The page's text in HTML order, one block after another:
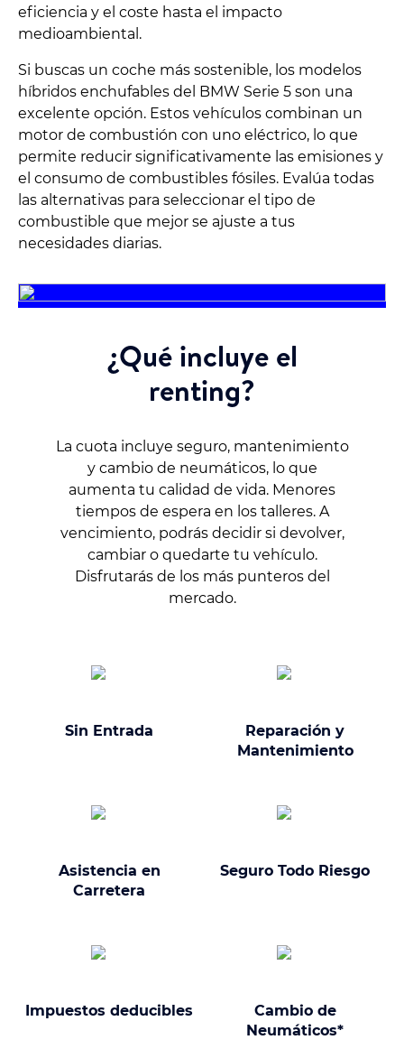
eficiencia y el coste hasta el impacto
medioambiental.
Si buscas un coche más sostenible, los modelos
híbridos enchufables del BMW Serie 5 son una
excelente opción. Estos vehículos combinan un
motor de combustión con uno eléctrico, lo que
permite reducir significativamente las emisiones y
el consumo de combustibles fósiles. Evalúa todas
las alternativas para seleccionar el tipo de
combustible que mejor se ajuste a tus
necesidades diarias.
¿Qué incluye el
renting?
La cuota incluye seguro, mantenimiento
y cambio de neumáticos, lo que
aumenta tu calidad de vida. Menores
tiempos de espera en los talleres. A
vencimiento, podrás decidir si devolver,
cambiar o quedarte tu vehículo.
Disfrutarás de los más punteros del
mercado.
Sin Entrada
Reparación y
Mantenimiento
Asistencia en
Carretera
Seguro Todo Riesgo
Impuestos deducibles
Cambio de
Neumáticos*